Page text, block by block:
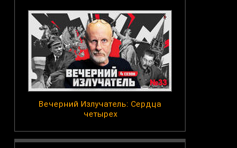
Вечерний Излучатель: Сердца
четырех